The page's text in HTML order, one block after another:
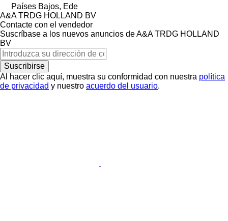
Países Bajos, Ede
A&A TRDG HOLLAND BV
Contacte con el vendedor
Suscríbase a los nuevos anuncios de A&A TRDG HOLLAND
BV
Suscribirse
Al hacer clic aquí, muestra su conformidad con nuestra política
de privacidad y nuestro acuerdo del usuario.